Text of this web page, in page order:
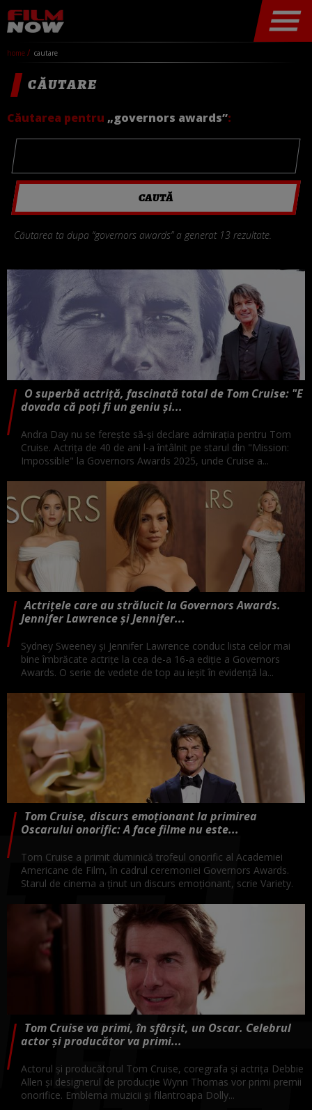
home cautare
CĂUTARE
Căutarea pentru „governors awards”:
Căutarea ta dupa “governors awards” a generat 13 rezultate.
O superbă actriță, fascinată total de Tom Cruise: "E
dovada că poți fi un geniu și...
Andra Day nu se ferește să-și declare admirația pentru Tom
Cruise. Actrița de 40 de ani l-a întâlnit pe starul din "Mission:
Impossible" la Governors Awards 2025, unde Cruise a...
Actrițele care au strălucit la Governors Awards.
Jennifer Lawrence și Jennifer...
Sydney Sweeney și Jennifer Lawrence conduc lista celor mai
bine îmbrăcate actrițe la cea de-a 16-a ediție a Governors
Awards. O serie de vedete de top au ieșit în evidență la...
Tom Cruise, discurs emoționant la primirea
Oscarului onorific: A face filme nu este...
Tom Cruise a primit duminică trofeul onorific al Academiei
Americane de Film, în cadrul ceremoniei Governors Awards.
Starul de cinema a ţinut un discurs emoţionant, scrie Variety.
Tom Cruise va primi, în sfârșit, un Oscar. Celebrul
actor și producător va primi...
Actorul şi producătorul Tom Cruise, coregrafa şi actriţa Debbie
Allen şi designerul de producţie Wynn Thomas vor primi premii
onorifice. Emblema muzicii şi filantroapa Dolly...